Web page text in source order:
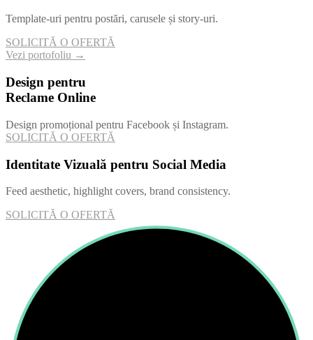
Template-uri pentru postări, carusele și story-uri.
SOLICITĂ O OFERTĂ
Vezi portofoliu →
Design pentru
Reclame Online
Design promoțional pentru Facebook și Instagram.
SOLICITĂ O OFERTĂ
Identitate Vizuală pentru Social Media
Feed aesthetic, highlight covers, brand consistency.
SOLICITĂ O OFERTĂ